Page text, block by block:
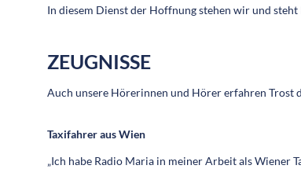
In diesem Dienst der Hoffnung stehen wir und steht
ZEUGNISSE
Auch unsere Hörerinnen und Hörer erfahren Trost
Taxifahrer aus Wien
„Ich habe Radio Maria in meiner Arbeit als Wiener